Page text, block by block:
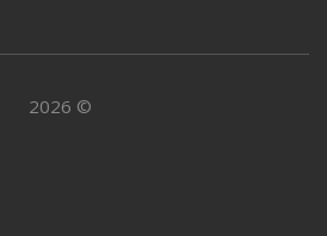
2026 ©